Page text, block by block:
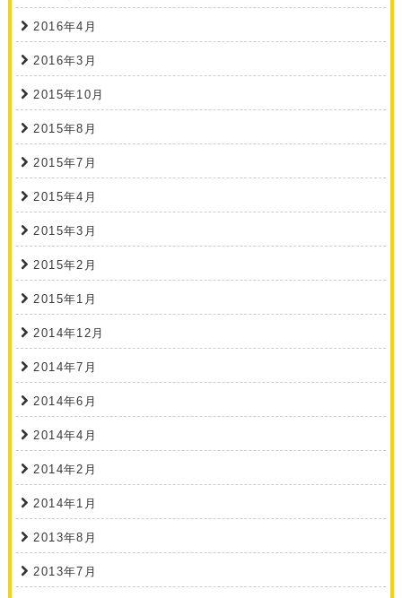
2016年4月
2016年3月
2015年10月
2015年8月
2015年7月
2015年4月
2015年3月
2015年2月
2015年1月
2014年12月
2014年7月
2014年6月
2014年4月
2014年2月
2014年1月
2013年8月
2013年7月